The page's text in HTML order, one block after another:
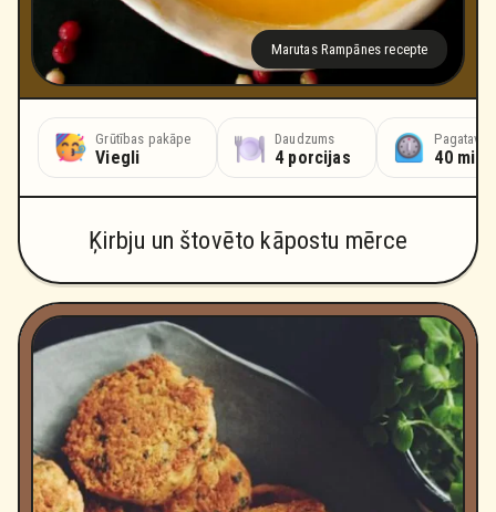
Marutas Rampānes recepte
Grūtības pakāpe
Viegli
Daudzums
4 porcijas 40
Ķirbju un štovēto kāpostu mērce